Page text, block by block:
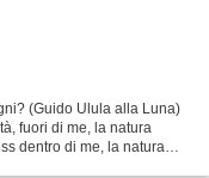
(Guido Ulula alla Luna)
fuori di me, la natura
dentro di me, la natura